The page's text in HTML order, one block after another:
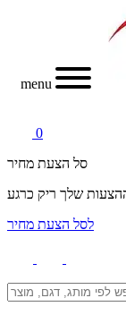
menu
0
סל הצעת מחיר
לסל הצעת מחיר